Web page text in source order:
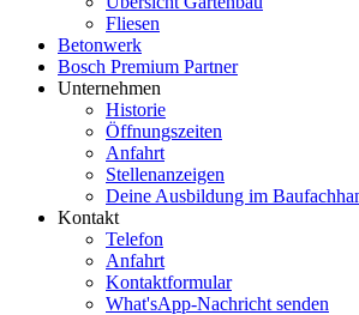
Fliesen
Betonwerk
Bosch Premium Partner
Unternehmen
Historie
Öffnungszeiten
Anfahrt
Stellenanzeigen
Deine Ausbildung im
Kontakt
Telefon
Anfahrt
Kontaktformular
What'sApp-Nachricht senden